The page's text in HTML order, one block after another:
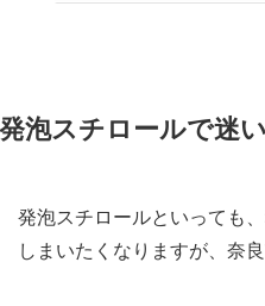
発泡スチロールで迷
発泡スチロールといっても
しまいたくなりますが、奈